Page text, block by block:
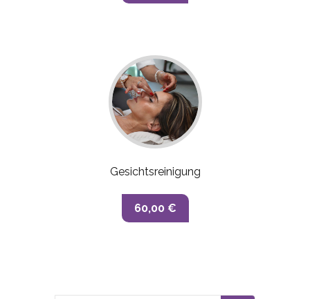
Gesichtsreinigung
60,00 €